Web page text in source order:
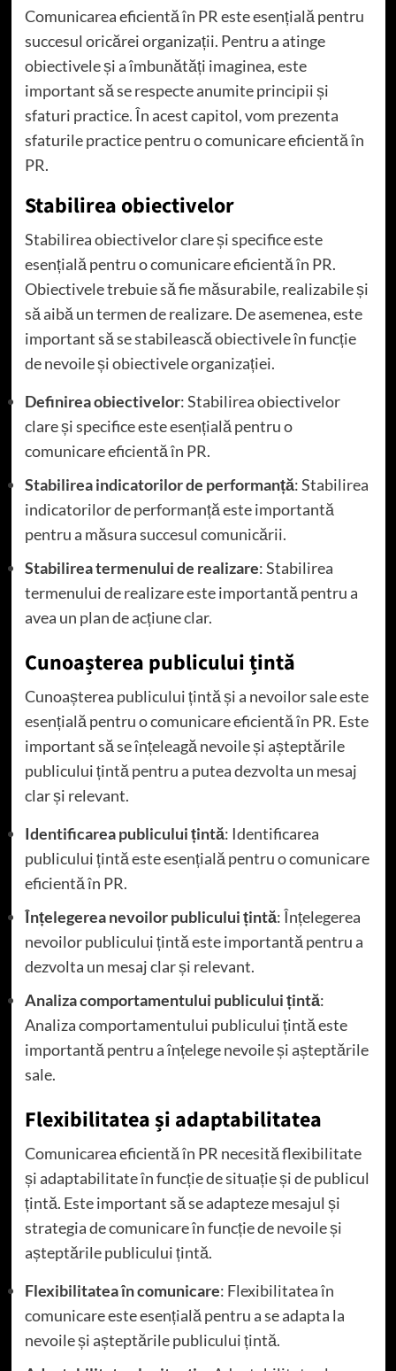
Comunicarea eficientă în PR este esențială pentru
succesul oricărei organizații. Pentru a atinge
obiectivele și a îmbunătăți imaginea, este
important să se respecte anumite principii și
sfaturi practice. În acest capitol, vom prezenta
sfaturile practice pentru o comunicare eficientă în
PR.
Stabilirea obiectivelor
Stabilirea obiectivelor clare și specifice este
esențială pentru o comunicare eficientă în PR.
Obiectivele trebuie să fie măsurabile, realizabile și
să aibă un termen de realizare. De asemenea, este
important să se stabilească obiectivele în funcție
de nevoile și obiectivele organizației.
Definirea obiectivelor: Stabilirea obiectivelor
clare și specifice este esențială pentru o
comunicare eficientă în PR.
Stabilirea indicatorilor de performanță: Stabilirea
indicatorilor de performanță este importantă
pentru a măsura succesul comunicării.
Stabilirea termenului de realizare: Stabilirea
termenului de realizare este importantă pentru a
avea un plan de acțiune clar.
Cunoașterea publicului țintă
Cunoașterea publicului țintă și a nevoilor sale este
esențială pentru o comunicare eficientă în PR. Este
important să se înțeleagă nevoile și așteptările
publicului țintă pentru a putea dezvolta un mesaj
clar și relevant.
Identificarea publicului țintă: Identificarea
publicului țintă este esențială pentru o comunicare
eficientă în PR.
Înțelegerea nevoilor publicului țintă: Înțelegerea
nevoilor publicului țintă este importantă pentru a
dezvolta un mesaj clar și relevant.
Analiza comportamentului publicului țintă:
Analiza comportamentului publicului țintă este
importantă pentru a înțelege nevoile și așteptările
sale.
Flexibilitatea și adaptabilitatea
Comunicarea eficientă în PR necesită flexibilitate
și adaptabilitate în funcție de situație și de publicul
țintă. Este important să se adapteze mesajul și
strategia de comunicare în funcție de nevoile și
așteptările publicului țintă.
Flexibilitatea în comunicare: Flexibilitatea în
comunicare este esențială pentru a se adapta la
nevoile și așteptările publicului țintă.